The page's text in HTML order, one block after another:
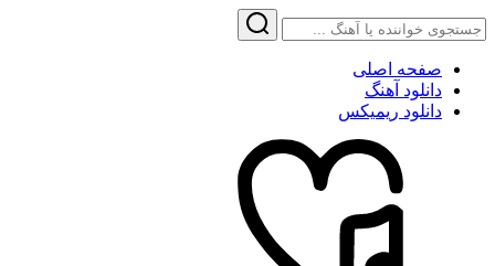
صفحه اصلی
دانلود آهنگ
دانلود ریمیکس